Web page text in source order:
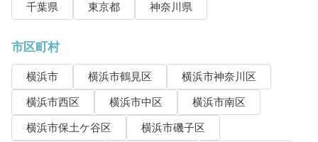
千葉県
東京都 神奈川県
市区町村
横浜市 横浜市鶴見区
横浜市神奈川区
横浜市西区
横浜市中区
横浜市南区
横浜市保土ケ谷区
横浜市磯子区